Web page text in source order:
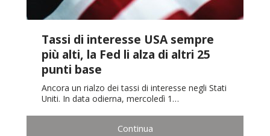
Tassi di interesse USA sempre
più alti, la Fed li alza di altri 25
punti base
Ancora un rialzo dei tassi di interesse negli Stati
Uniti. In data odierna, mercoledì 1…
Continua